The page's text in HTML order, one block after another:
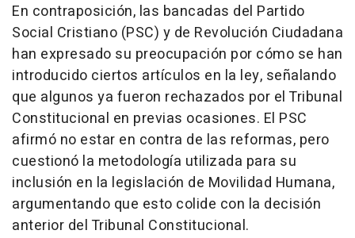
En contraposición, las bancadas del Partido
Social Cristiano (PSC) y de Revolución Ciudadana
han expresado su preocupación por cómo se han
introducido ciertos artículos en la ley, señalando
que algunos ya fueron rechazados por el Tribunal
Constitucional en previas ocasiones. El PSC
afirmó no estar en contra de las reformas, pero
cuestionó la metodología utilizada para su
inclusión en la legislación de Movilidad Humana,
argumentando que esto colide con la decisión
anterior del Tribunal Constitucional.